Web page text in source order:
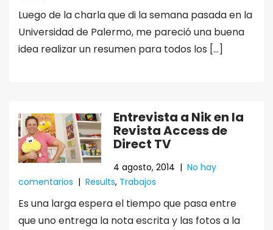
Luego de la charla que di la semana pasada en la
Universidad de Palermo, me pareció una buena
idea realizar un resumen para todos los […]
Entrevista a Nik en la
Revista Access de
Direct TV
4 agosto, 2014 | No hay
comentarios | Results, Trabajos
Es una larga espera el tiempo que pasa entre
que uno entrega la nota escrita y las fotos a la